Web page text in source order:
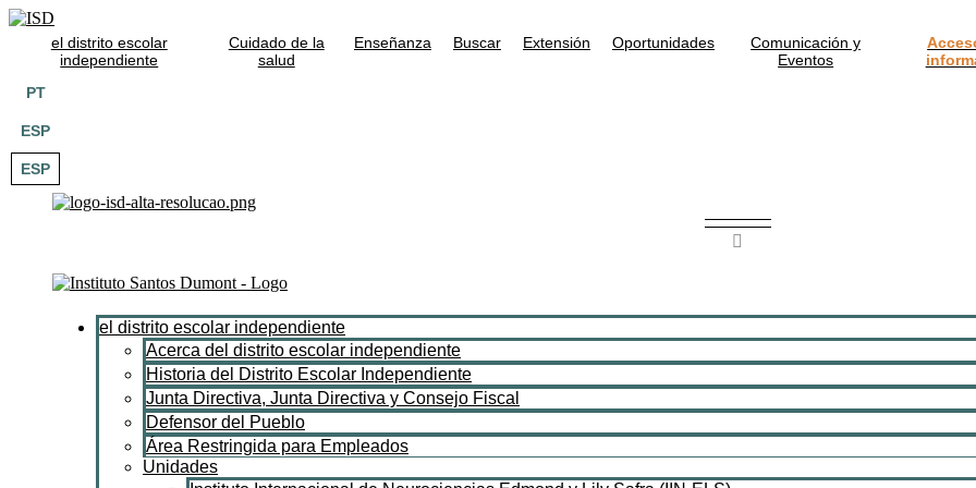
el distrito escolar
independiente
Cuidado de la
salud
Enseñanza Buscar Extensión Oportunidades
Comunicación y
Eventos
PT
ESP
ESP
el distrito escolar independiente
Acerca del distrito escolar independiente
Historia del Distrito Escolar Independiente
Junta Directiva, Junta Directiva y Consejo Fiscal
Defensor del Pueblo
Área Restringida para Empleados
Unidades